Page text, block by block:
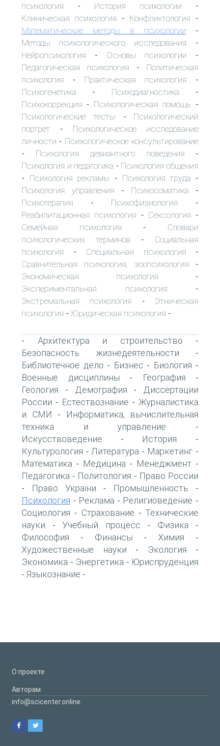
психология - История психологии -
Клиническая психология - Конфликтология -
Математические методы в психологии -
Методы психологического исследования -
Нейропсихология - Основы психологии -
Педагогическая психология - Политическая
психология - Практическая психология -
Психогенетика - Психодиагностика -
Психокоррекция - Психологическая помощь -
Психологические тесты - Психологический
портрет - Психологическое исследование
личности - Психологическое консультирование
- Психология девиантного поведения -
Психология и педагогика - Психология общения
- Психология рекламы - Психология труда -
Психология управления - Психосоматика -
Психотерапия - Психофизиология -
Реабилитационная психология - Сексология -
Семейная психология - Словари
психологических терминов - Социальная
психология - Специальная психология -
Сравнительная психология, зоопсихология -
Экономическая психология -
Экспериментальная психология -
Экстремальная психология - Этническая
психология - Юридическая психология -
- Архитектура и строительство -
Безопасность жизнедеятельности -
Библиотечное дело - Бизнес - Биология -
Военные дисциплины - География -
Геология - Демография -
Диссертации
России - Естествознание - Журналистика
и СМИ -
Информатика, вычислительная
техника и управление -
Искусствоведение - История -
Культурология - Литература - Маркетинг -
Математика - Медицина - Менеджмент -
Педагогика - Политология - Право России
- Право України - Промышленность -
Психология - Реклама - Религиоведение -
Социология - Страхование - Технические
науки - Учебный процесс - Физика -
Философия - Финансы - Химия -
Художественные науки - Экология -
Экономика - Энергетика - Юриспруденция
- Языкознание -
О проекте
Авторам
info@scicenter.online